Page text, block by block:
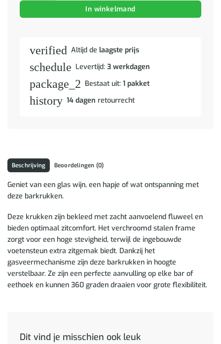
In winkelmand
verified Altijd de laagste prijs
schedule Levertijd: 3 werkdagen
package_2 Bestaat uit: 1 pakket
history 14 dagen retourrecht
Beschrijving Beoordelingen (0)
Geniet van een glas wijn, een hapje of wat ontspanning met
deze barkrukken.
Deze krukken zijn bekleed met zacht aanvoelend fluweel en
bieden optimaal zitcomfort. Het verchroomd stalen frame
zorgt voor een hoge stevigheid, terwijl de ingebouwde
voetensteun extra zitgemak biedt. Dankzij het
gasveermechanisme zijn deze barkrukken in hoogte
verstelbaar. Ze zijn een perfecte aanvulling op elke bar of
eethoek en kunnen 360 graden draaien voor grote flexibiliteit.
Dit vind je misschien ook leuk